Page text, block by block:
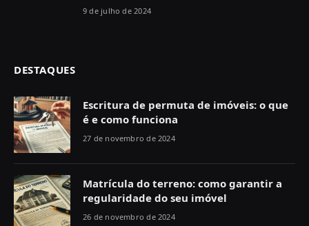
9 de julho de 2024
DESTAQUES
Escritura de permuta de imóveis: o que
é e como funciona
27 de novembro de 2024
Matrícula do terreno: como garantir a
regularidade do seu imóvel
26 de novembro de 2024